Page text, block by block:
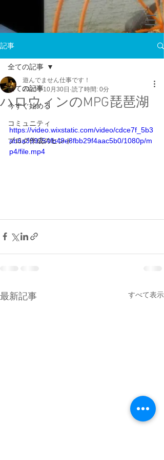
記事
全ての記事
今すぐ始める
コミュニティ
ブログ作成のヒント
全ての記事
ハロウィンのMPG琵琶湖
遊んでません仕事です！
2023年10月30日 読了時間: 0分
https://video.wixstatic.com/video/cdce7f_5b3
ab6a399254fb48e8fbb29f4aac5b0/1080p/m
p4/file.mp4
最新記事 すべて表示